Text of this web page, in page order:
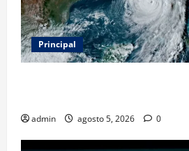
Principal
admin agosto 5, 2026 0